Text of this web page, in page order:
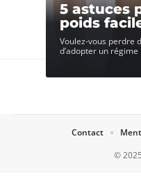
5 astuces
poids
Voulez-vous perdre
d’adopter un
©
Contact